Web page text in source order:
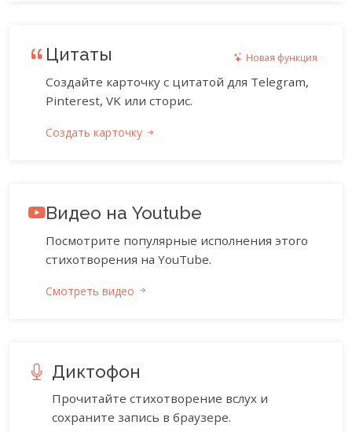
Цитаты Новая функция
Создайте карточку с цитатой для Telegram,
Pinterest, VK или сторис.
Создать карточку
Видео на Youtube
Посмотрите популярные исполнения этого
стихотворения на YouTube.
Смотреть видео
Диктофон
Прочитайте стихотворение вслух и
сохраните запись в браузере.